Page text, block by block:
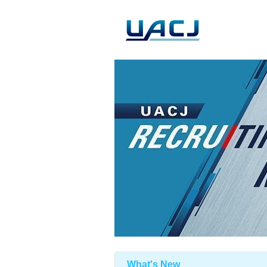
What's New